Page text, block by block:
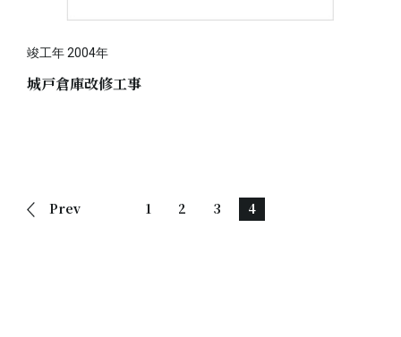
竣工年 2004年
城戸倉庫改修工事
Prev 1 2 3 4